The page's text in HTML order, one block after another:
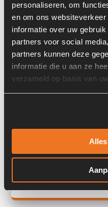
personaliseren, om
en om ons
informatie over uw
partners voor social
partners kunnen deze
informatie die u aan ze
verzameld op basis van
Locatie:
Past op de volgende machines:
Land:
Brand: Dieci
S/N: -
+ Volledige overige